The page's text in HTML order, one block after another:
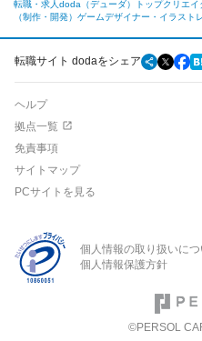
転職・求人doda（デューダ）トップクリエイ
（制作・開発） ゲームデザイナー・イラスト
転職サイト dodaをシェア
ヘルプ
拠点一覧
免責事項
サイトマップ
PCサイトを見る
個人情報の取り扱いにつ
個人情報保護方針
©PERSOL